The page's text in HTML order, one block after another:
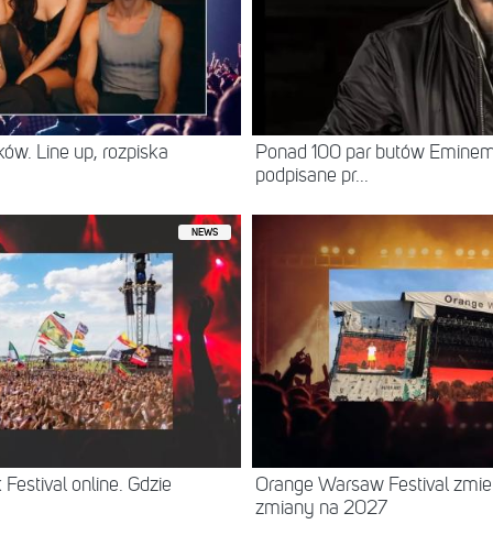
Line up, rozpiska
Ponad 100 par butów
podpisane pr...
NEWS
online. Gdzie
Orange Warsaw Festival
zmiany na 2027